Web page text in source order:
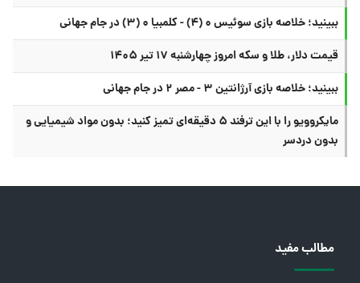
ببینید؛ خلاصه بازی سوئیس ۰ (۴) - کلمبیا ۰ (۳) در جام جهانی
قیمت دلار، طلا و سکه امروز چهارشنبه ۱۷ تیر ۱۴۰۵
ببینید؛ خلاصه بازی آرژانتین ۳ - مصر ۲ در جام جهانی
مایکروویو را با این ترفند ۵ دقیقه‌ای تمیز کنید؛ بدون مواد شیمیایی و
بدون دردسر
مطالب مفید